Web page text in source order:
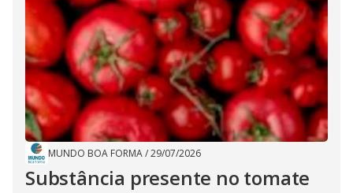
MUNDO BOA FORMA/29/07/2026
Substância presente no tomate